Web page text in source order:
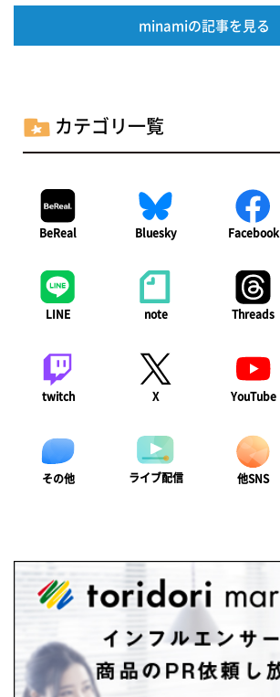
minamiの記事を見る
カテゴリ一覧
BeReal Bluesky Facebook
LINE note Threads
twitch X YouTube
その他 ライブ配信 他SNS